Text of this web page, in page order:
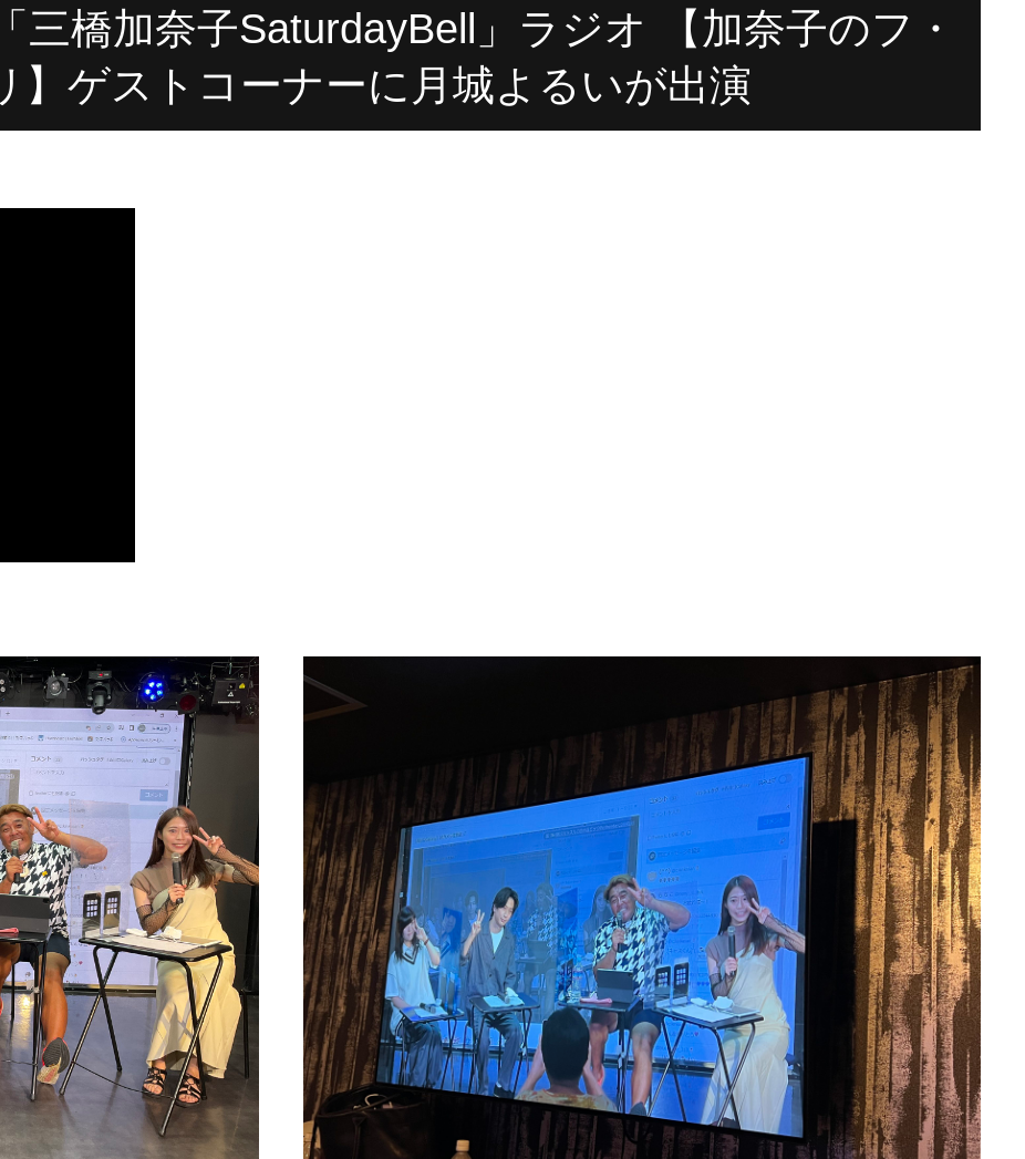
三橋加奈子SaturdayBell」ラジオ 【加奈子のフ・
】ゲストコーナーに月城よるいが出演